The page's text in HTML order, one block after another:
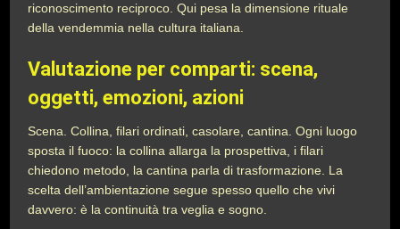
riconoscimento reciproco. Qui pesa la dimensione rituale
della vendemmia nella cultura italiana.
Valutazione per comparti: scena,
oggetti, emozioni, azioni
Scena. Collina, filari ordinati, casolare, cantina. Ogni luogo
sposta il fuoco: la collina allarga la prospettiva, i filari
chiedono metodo, la cantina parla di trasformazione. La
scelta dell’ambientazione segue spesso quello che vivi
davvero: è la continuità tra veglia e sogno.